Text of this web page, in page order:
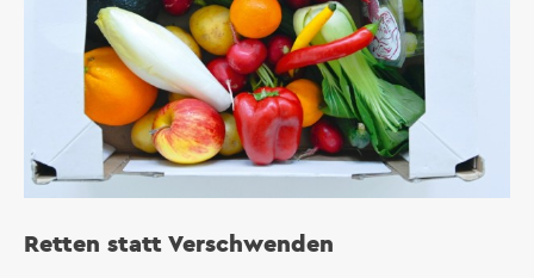
Retten statt Verschwenden